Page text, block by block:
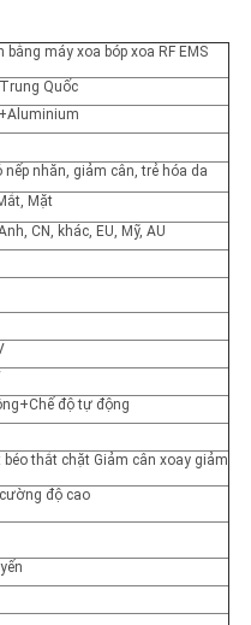
bằng máy xoa bóp xoa RF EMS
Quốc
nếp nhăn, giảm cân, trẻ hóa da
Mặt
CN, khác, EU, Mỹ, AU
độ tự động
béo thắt chặt Giảm cân xoay giảm
độ cao